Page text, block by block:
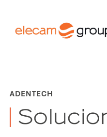
ADENTECH